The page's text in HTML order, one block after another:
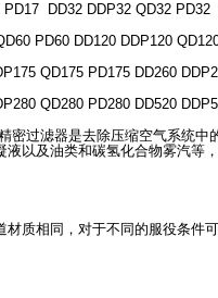
PD17
DD32 DDP32 QD32 PD32
PD60 DD120 DDP120
QD175 PD175 DD260
QD280 PD280 DD520
密过滤器是去除压缩空气系统
以及油类和碳氢化合物雾汽等
质相同，对于不同的服役条件